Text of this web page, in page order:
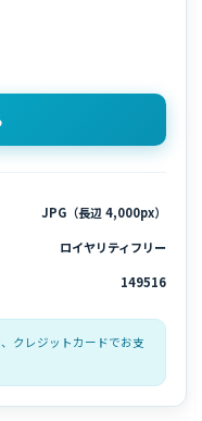
JPG（長辺 4,000px）
ロイヤリティフリー
149516
クレジットカードでお支